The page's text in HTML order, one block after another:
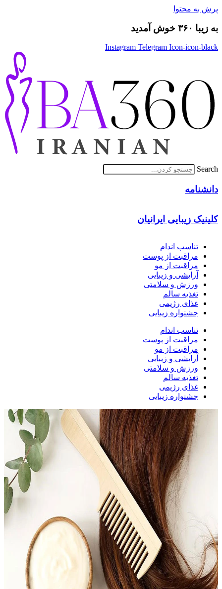
پرش به محتوا
به زیبا ۳۶۰ خوش آمدید
Instagram Telegram Icon-icon-black
Search
دانشنامه
کلینیک زیبایی ایرانیان
تناسب اندام
مراقبت از پوست
مراقبت از مو
آرایشی و زیبایی
ورزش و سلامتی
تغذیه سالم
غذای رژیمی
جشنواره زیبایی
تناسب اندام
مراقبت از پوست
مراقبت از مو
آرایشی و زیبایی
ورزش و سلامتی
تغذیه سالم
غذای رژیمی
جشنواره زیبایی